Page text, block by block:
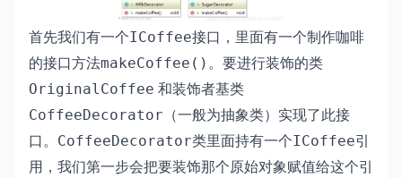
首先我们有一个ICoffee接口，里面有一个制作咖啡
的接口方法makeCoffee() 。要进行装饰的类
OriginalCoffee 和装饰者基类
CoffeeDecorator （一般为抽象类）实现了此接
口。
CoffeeDecorator类里面持有一个ICoffee引
用，我们第一步会把要装饰那个原始对象赋值给这个引